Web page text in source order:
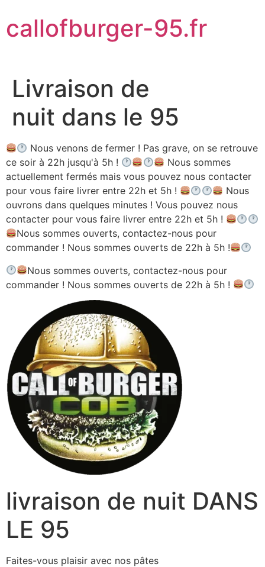
contenu
callofburger-95.fr
Livraison de
nuit dans le 95
Nous venons de fermer ! Pas grave, on se retrouve
ce soir à 22h jusqu'à 5h !
Nous sommes
actuellement fermés mais vous pouvez nous contacter
pour vous faire livrer entre 22h et 5h !
Nous
ouvrons dans quelques minutes ! Vous pouvez nous
contacter pour vous faire livrer entre 22h et 5h !
Nous sommes ouverts, contactez-nous pour
commander ! Nous sommes ouverts de 22h à 5h !
Nous sommes ouverts, contactez-nous pour
commander ! Nous sommes ouverts de 22h à 5h !
livraison de nuit DANS
LE 95
Faites-vous plaisir avec nos pâtes